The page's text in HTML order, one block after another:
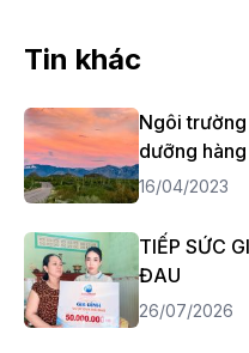
Tin khác
Ngôi
dưỡng
16/04/2023
TIẾP SỨC
ĐAU
26/07/2026